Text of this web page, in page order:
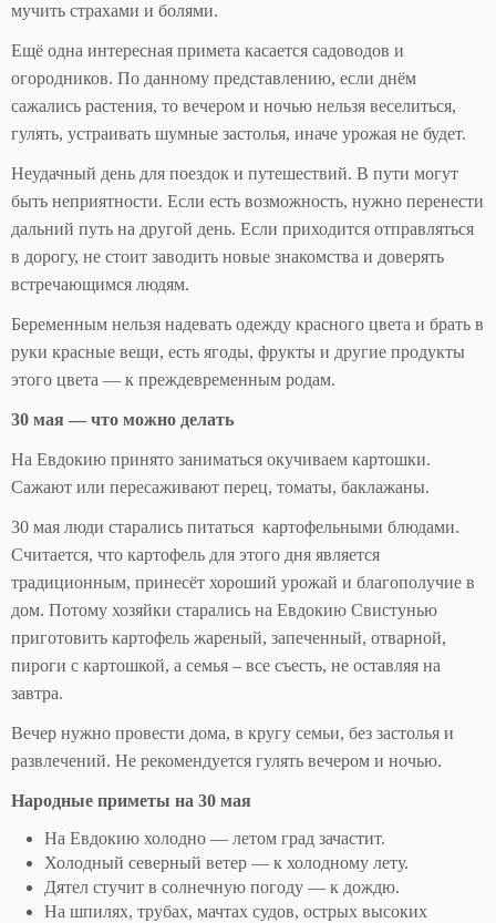
мучить страхами и болями.
Ещё одна интересная примета касается садоводов и
огородников. По данному представлению, если днём
сажались растения, то вечером и ночью нельзя веселиться,
гулять, устраивать шумные застолья, иначе урожая не будет.
Неудачный день для поездок и путешествий. В пути могут
быть неприятности. Если есть возможность, нужно перенести
дальний путь на другой день. Если приходится отправляться
в дорогу, не стоит заводить новые знакомства и доверять
встречающимся людям.
Беременным нельзя надевать одежду красного цвета и брать в
руки красные вещи, есть ягоды, фрукты и другие продукты
этого цвета — к преждевременным родам.
30 мая — что можно делать
На Евдокию принято заниматься окучиваем картошки.
Сажают или пересаживают перец, томаты, баклажаны.
30 мая люди старались питаться картофельными блюдами.
Считается, что картофель для этого дня является
традиционным, принесёт хороший урожай и благополучие в
дом. Потому хозяйки старались на Евдокию Свистунью
приготовить картофель жареный, запеченный, отварной,
пироги с картошкой, а семья – все съесть, не оставляя на
завтра.
Вечер нужно провести дома, в кругу семьи, без застолья и
развлечений. Не рекомендуется гулять вечером и ночью.
Народные приметы на 30 мая
На Евдокию холодно — летом град зачастит.
Холодный северный ветер — к холодному лету.
Дятел стучит в солнечную погоду — к дождю.
На шпилях, трубах, мачтах судов, острых высоких